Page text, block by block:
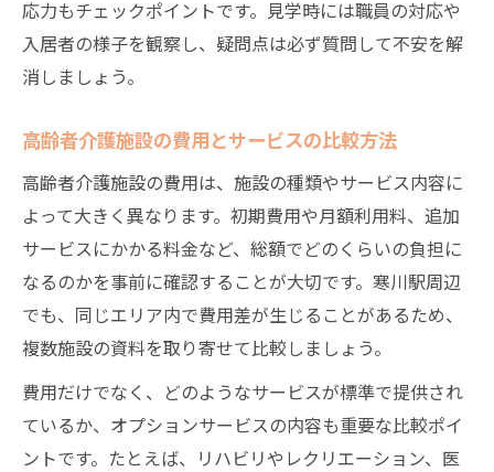
応力もチェックポイントです。見学時には職員の対応や
入居者の様子を観察し、疑問点は必ず質問して不安を解
消しましょう。
高齢者介護施設の費用とサービスの比較方法
高齢者介護施設の費用は、施設の種類やサービス内容に
よって大きく異なります。初期費用や月額利用料、追加
サービスにかかる料金など、総額でどのくらいの負担に
なるのかを事前に確認することが大切です。寒川駅周辺
でも、同じエリア内で費用差が生じることがあるため、
複数施設の資料を取り寄せて比較しましょう。
費用だけでなく、どのようなサービスが標準で提供され
ているか、オプションサービスの内容も重要な比較ポイ
ントです。たとえば、リハビリやレクリエーション、医